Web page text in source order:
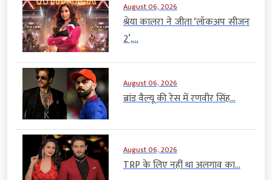
August 06, 2026
श्रेया कालरा ने जीता ‘लॉकअप सीजन
2’,...
August 06, 2026
ब्रांड वैल्यू की रेस में रणवीर सिंह...
August 06, 2026
TRP के लिए नहीं था अलगाव का...